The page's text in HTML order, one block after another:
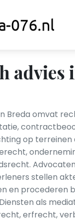
advies
Breda omvat
op terreinen
stellen
en procederen
als
erfrecht,